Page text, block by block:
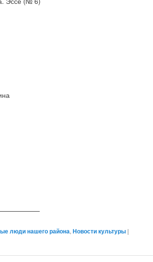
люди нашего района, Новости культуры |